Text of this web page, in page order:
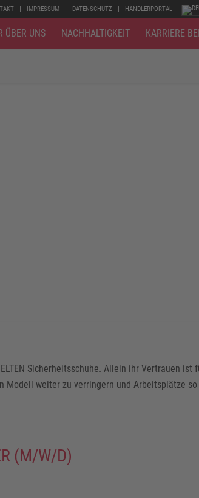
IMPRESSUM DATENSCHUTZ HÄNDLERPORTAL
ÜBER UNS NACHHALTIGKEIT KARRIERE
Sicherheitsschuhe. Allein ihr Vertrauen
weiter zu verringern und Arbeitsplätze
(M/W/D)